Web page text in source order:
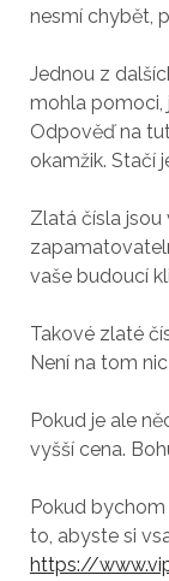
nesmí chybět,
Jednou z
mohla pomoci,
Odpověď na
okamžik. Stačí
Zlatá čísla jsou
vaše budoucí
Takové zlaté
Není na tom
Pokud je ale
vyšší cena.
Pokud
to, abyste si
https://